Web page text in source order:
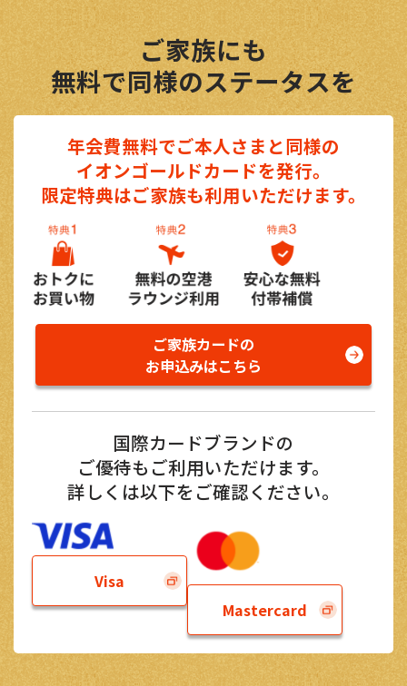
ご家族にも
無料で同様のステータスを
年会費無料でご本人さまと同様の
イオンゴールドカードを発行。
限定特典はご家族も利用いただけます。
ご家族カードの
お申込みはこちら
国際カードブランドの
ご優待もご利用いただけます。
詳しくは以下をご確認ください。
Visa
Mastercard